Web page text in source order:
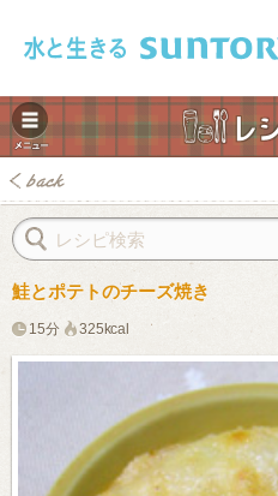
レシピ
鮭とポテトのチーズ焼き
15分 325kcal